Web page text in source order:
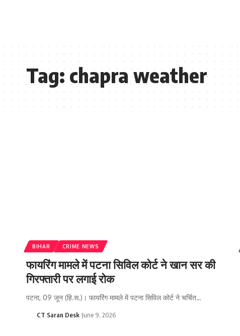
Tag: chapra weather
BIHAR CRIME NEWS
फायरिंग मामले में पटना सिविल कोर्ट ने खान सर की
गिरफ्तारी पर लगाई रोक
पटना, 09 जून (हि.स.)। फायरिंग मामले में पटना सिविल कोर्ट ने चर्चित…
CT Saran Desk June 9, 2026